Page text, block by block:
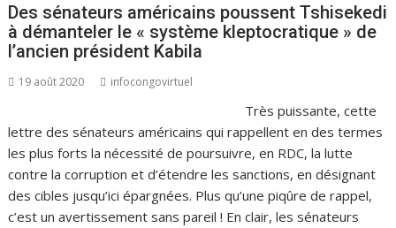
Des sénateurs américains poussent Tshisekedi
à démanteler le « système kleptocratique » de
l’ancien président Kabila
19 août 2020 infocongovirtuel
Très puissante, cette
lettre des sénateurs américains qui rappellent en des termes
les plus forts la nécessité de poursuivre, en RDC, la lutte
contre la corruption et d’étendre les sanctions, en désignant
des cibles jusqu’ici épargnées. Plus qu’une piqûre de rappel,
c’est un avertissement sans pareil ! En clair, les sénateurs